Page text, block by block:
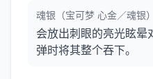
魂银（宝可梦 心金／魂银）
会放出刺眼的亮光眩晕
弹时将其整个吞下。